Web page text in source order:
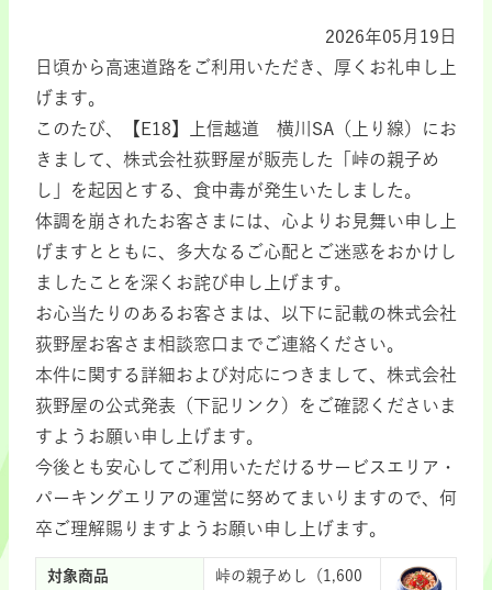
2026年05月19日
日頃から高速道路をご利用いただき、厚くお礼申し上
げます。
このたび、【E18】上信越道 横川SA（上り線）にお
きまして、株式会社荻野屋が販売した「峠の親子め
し」を起因とする、食中毒が発生いたしました。
体調を崩されたお客さまには、心よりお見舞い申し上
げますとともに、多大なるご心配とご迷惑をおかけし
ましたことを深くお詫び申し上げます。
お心当たりのあるお客さまは、以下に記載の株式会社
荻野屋お客さま相談窓口までご連絡ください。
本件に関する詳細および対応につきまして、株式会社
荻野屋の公式発表（下記リンク）をご確認くださいま
すようお願い申し上げます。
今後とも安心してご利用いただけるサービスエリア・
パーキングエリアの運営に努めてまいりますので、何
卒ご理解賜りますようお願い申し上げます。
対象商品
峠の親子めし（1,600